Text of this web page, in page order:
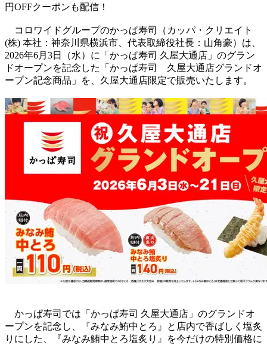
円OFFクーポンも配信！
コロワイドグループのかっぱ寿司（カッパ・クリエイト
(株) 本社：神奈川県横浜市、代表取締役社長：山角豪）は、
2026年6月3日（水）に「かっぱ寿司 久屋大通店」のグラン
ドオープンを記念した「かっぱ寿司 久屋大通店グランドオ
ープン記念商品」を、久屋大通店限定で販売いたします。
かっぱ寿司では「かっぱ寿司 久屋大通店」のグランドオ
ープンを記念し、『みなみ鮪中とろ』と店内で香ばしく塩炙
りにした、『みなみ鮪中とろ塩炙り』を今だけの特別価格に